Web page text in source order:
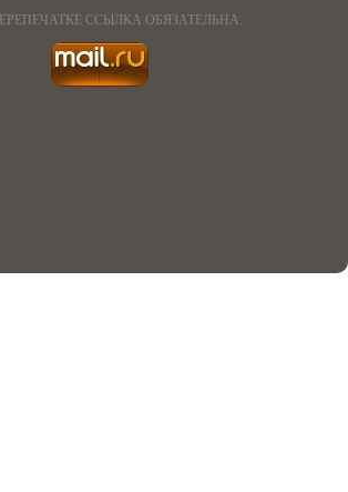
ССЫЛКА ОБЯЗАТЕЛЬНА.